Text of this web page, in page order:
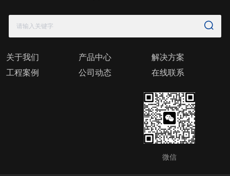
关于我们 产品中心
解决方案
工程案例
公司动态 在线联系
微信